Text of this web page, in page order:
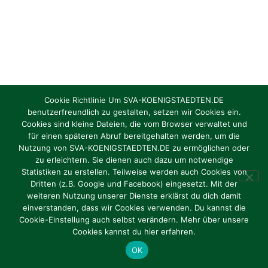
Cookie Richtlinie Um SVA-KOENIGSTAEDTEN.DE
benutzerfreundlich zu gestalten, setzen wir Cookies ein.
Cookies sind kleine Dateien, die vom Browser verwaltet und
für einen späteren Abruf bereitgehalten werden, um die
Nutzung von SVA-KOENIGSTAEDTEN.DE zu ermöglichen oder
zu erleichtern. Sie dienen auch dazu um notwendige
Statistiken zu erstellen. Teilweise werden auch Cookies von
Dritten (z.B. Google und Facebook) eingesetzt. Mit der
weiteren Nutzung unserer Dienste erklärst du dich damit
einverstanden, dass wir Cookies verwenden. Du kannst die
Cookie-Einstellung auch selbst verändern. Mehr über unsere
Cookies kannst du hier erfahren.
OK